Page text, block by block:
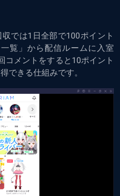
では1日全部で100ポイント
覧」から配信ルームに入室
コメントをすると10ポイント
できる仕組みです。